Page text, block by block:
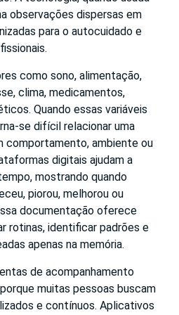
observações dispersas em
para o autocuidado e
como sono, alimentação,
clima, medicamentos,
Quando essas variáveis
se difícil relacionar uma
comportamento, ambiente ou
digitais ajudam a
mostrando quando
piorou, melhorou ou
documentação oferece
rotinas, identificar padrões e
apenas na memória.
de acompanhamento
muitas pessoas buscam
e contínuos. Aplicativos